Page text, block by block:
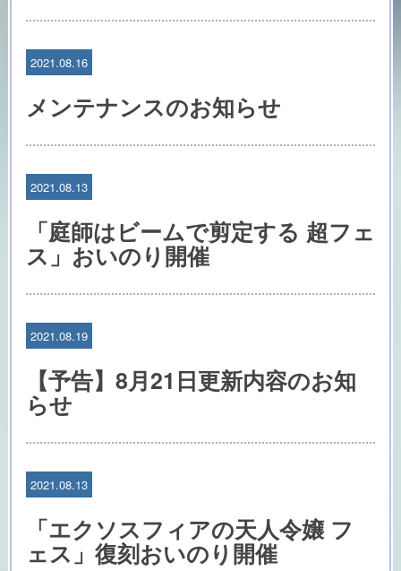
2021.08.16
メンテナンスのお知らせ
2021.08.13
「庭師はビームで剪定する 超フェ
ス」おいのり開催
2021.08.19
【予告】8月21日更新内容のお知
らせ
2021.08.13
「エクソスフィアの天人令嬢 フ
ェス」復刻おいのり開催